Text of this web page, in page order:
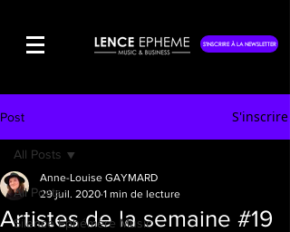
S'INSCRIRE À LA NEWSLETTER
Post S'inscrire
All Posts
Silence Éphémère Music
All Posts
Artistes de la semaine #19
Anne-Louise GAYMARD
29 juil. 2020 1 min de lecture